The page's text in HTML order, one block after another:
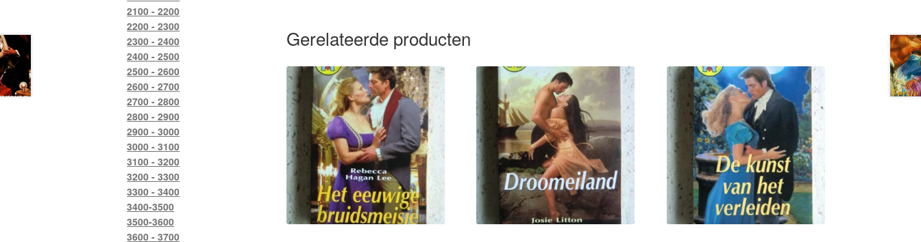
Gerelateerde producten
2100 - 2200
2200 - 2300
2300 - 2400
2400 - 2500
2500 - 2600
2600 - 2700
2700 - 2800
2800 - 2900
2900 - 3000
3000 - 3100
3100 - 3200
3200 - 3300
3300 - 3400
3400-3500
3500-3600
3600 - 3700